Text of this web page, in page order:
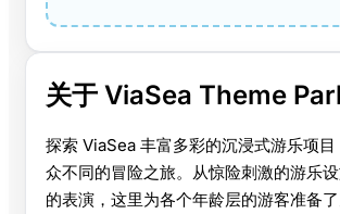
关于 ViaSea Theme
探索 ViaSea 丰富多彩的沉浸式游乐项
众不同的冒险之旅。从惊险刺激的游乐
的表演，这里为各个年龄层的游客准备